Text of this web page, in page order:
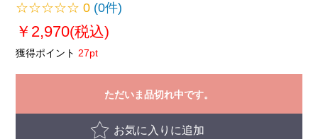
☆☆☆☆☆0 (0件)
￥2,970(税込)
獲得ポイント 27pt
ただいま品切れ中です。
お気に入りに追加